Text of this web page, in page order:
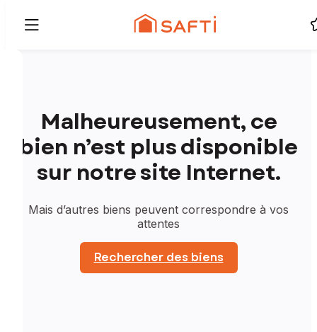
Malheureusement, ce
bien n’est plus disponible
sur notre site Internet.
Mais d’autres biens peuvent correspondre à vos
attentes
Rechercher des biens